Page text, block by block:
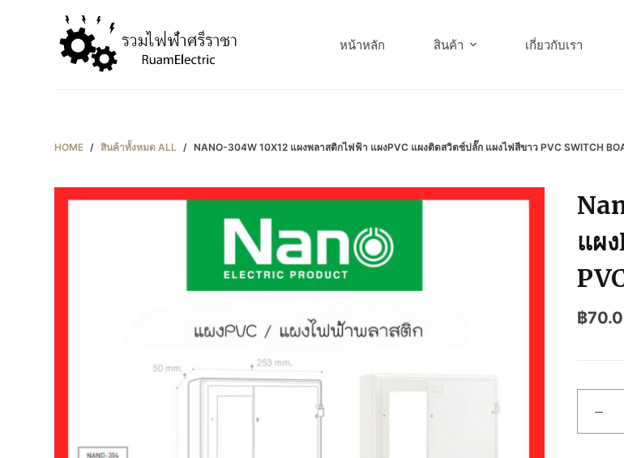
หน้าหลัก สินค้า เกี่ยวกับเรา
HOME / สินค้าทั้งหมด ALL / NANO-304W 10X12 แผงพลาสติกไฟฟ้า แผงPVC แผงติดสวิตช์ปลั๊ก แผงไฟสีขาว PVC SWITCH
แผ
฿
Nano-
304W